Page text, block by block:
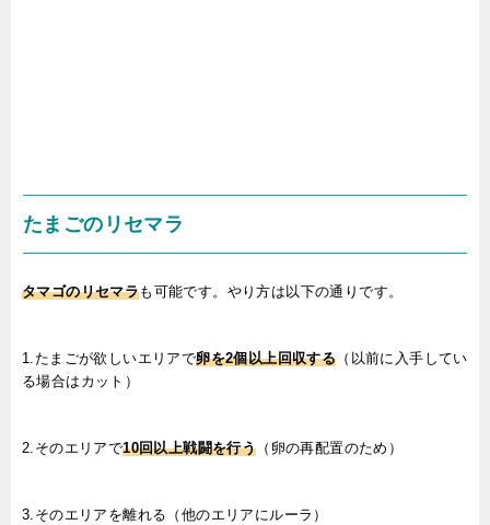
たまごのリセマラ
タマゴのリセマラも可能です。やり方は以下の通りです。
1.たまごが欲しいエリアで卵を2個以上回収する （以前に入手してい
る場合はカット）
2.そのエリアで10回以上戦闘を行う （卵の再配置のため）
3.そのエリアを離れる（他のエリアにルーラ）